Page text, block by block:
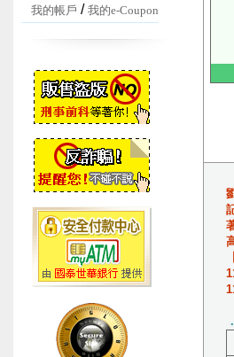
我的帳戶 / 我的e-Coupon